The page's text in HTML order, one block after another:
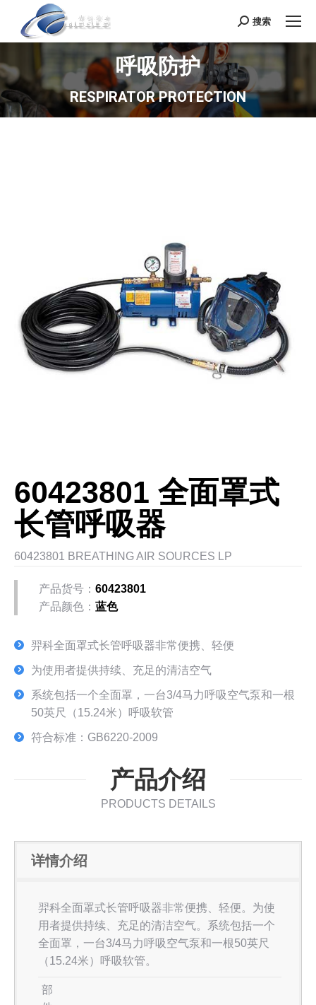
Search:
搜索
呼吸防护
RESPIRATOR PROTECTION
60423801 全面罩式
长管呼吸器
60423801 BREATHING AIR SOURCES LP
产品货号： 60423801
产品颜色： 蓝色
羿科全面罩式长管呼吸器非常便携、轻便
为使用者提供持续、充足的清洁空气
系统包括一个全面罩，一台3/4马力呼吸空气泵和一根
50英尺（15.24米）呼吸软管
符合标准：GB6220-2009
产品介绍
PRODUCTS DETAILS
详情介绍
羿科全面罩式长管呼吸器非常便携、轻便。为使
用者提供持续、充足的清洁空气。系统包括一个
全面罩，一台3/4马力呼吸空气泵和一根50英尺
（15.24米）呼吸软管。
部